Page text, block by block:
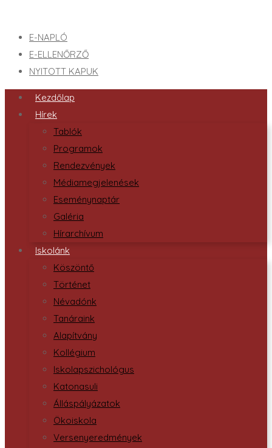
E-NAPLÓ
E-ELLENŐRZŐ
NYITOTT KAPUK
Kezdőlap
Hírek
Tablók
Programok
Rendezvények
Médiamegjelenések
Eseménynaptár
Galéria
Hírarchívum
Iskolánk
Köszöntő
Történet
Névadónk
Tanáraink
Alapítvány
Kollégium
Iskolapszichológus
Katonasuli
Álláspályázatok
Ökoiskola
Versenyeredmények